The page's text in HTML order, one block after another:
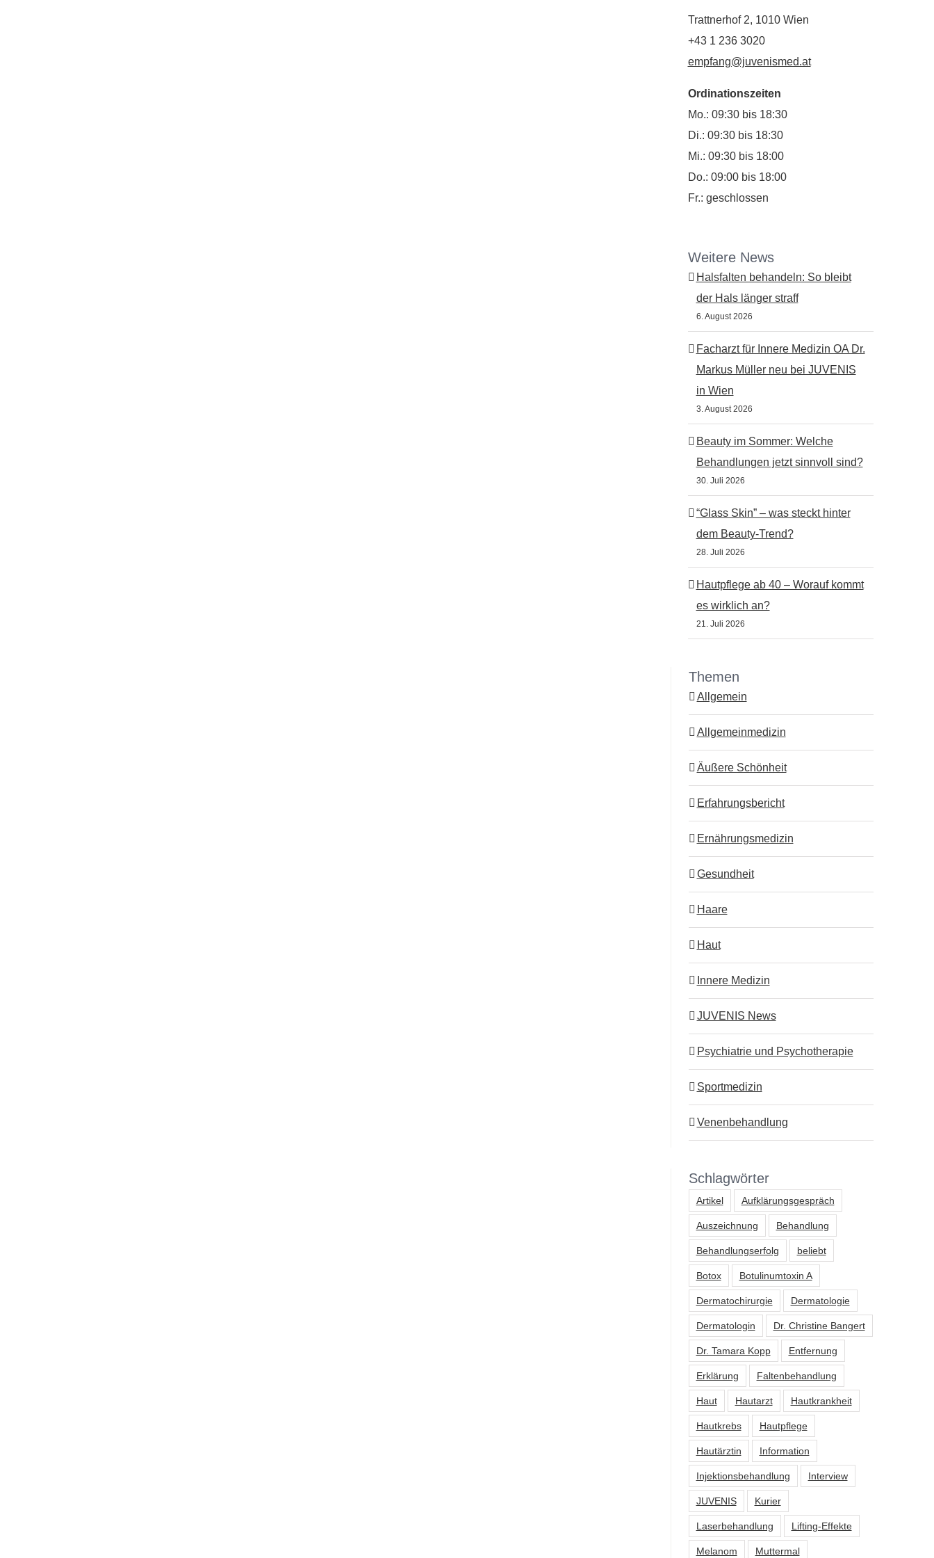
Trattnerhof 2, 1010 Wien
+43 1 236 3020
empfang@juvenismed.at
Ordinationszeiten
Mo.: 09:30 bis 18:30
Di.: 09:30 bis 18:30
Mi.: 09:30 bis 18:00
Do.: 09:00 bis 18:00
Fr.: geschlossen
Weitere News
Halsfalten behandeln: So bleibt
der Hals länger straff
6. August 2026
Facharzt für Innere Medizin OA Dr.
Markus Müller neu bei JUVENIS
in Wien
3. August 2026
Beauty im Sommer: Welche
Behandlungen jetzt sinnvoll sind?
30. Juli 2026
“Glass Skin” – was steckt hinter
dem Beauty-Trend?
28. Juli 2026
Hautpflege ab 40 – Worauf kommt
es wirklich an?
21. Juli 2026
Themen
Allgemein
Allgemeinmedizin
Äußere Schönheit
Erfahrungsbericht
Ernährungsmedizin
Gesundheit
Haare
Haut
Innere Medizin
JUVENIS News
Psychiatrie und Psychotherapie
Sportmedizin
Venenbehandlung
Schlagwörter
Artikel Aufklärungsgespräch
Auszeichnung Behandlung
Behandlungserfolg beliebt
Botox Botulinumtoxin A
Dermatochirurgie Dermatologie
Dermatologin Dr. Christine Bangert
Dr. Tamara Kopp Entfernung
Erklärung Faltenbehandlung
Haut Hautarzt Hautkrankheit
Hautkrebs Hautpflege
Hautärztin Information
Injektionsbehandlung Interview
JUVENIS Kurier
Laserbehandlung Lifting-Effekte
Melanom Muttermal